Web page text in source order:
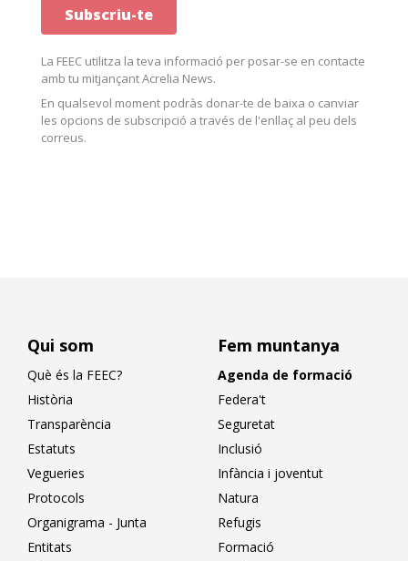
La FEEC utilitza la teva informació per posar-se en contacte
amb tu mitjançant Acrelia News.
En qualsevol moment podràs donar-te de baixa o canviar
les opcions de subscripció a través de l'enllaç al peu dels
correus.
Qui som
Què és la FEEC?
Història
Transparència
Estatuts
Vegueries
Protocols
Organigrama - Junta
Entitats
Fem muntanya
Agenda de formació
Federa't
Seguretat
Inclusió
Infància i joventut
Natura
Refugis
Formació